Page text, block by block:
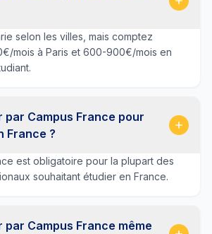
selon les villes, mais comptez
mois à Paris et 600-900€/mois en
par Campus France pour
France ?
est obligatoire pour la plupart des
souhaitant étudier en France.
par Campus France même